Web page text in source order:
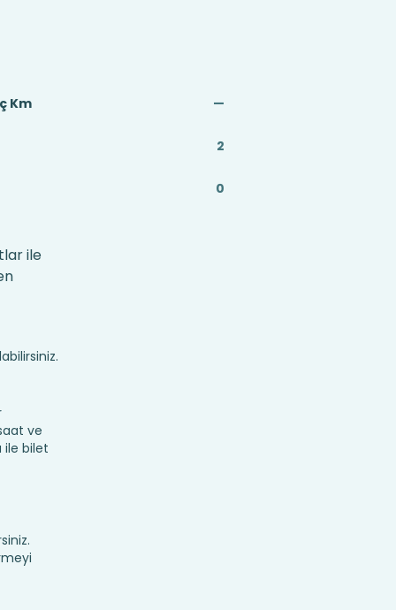
Km —
2
0
ile
ve
ile bilet